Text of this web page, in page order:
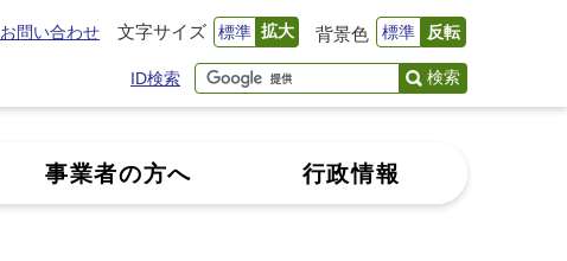
お問い合わせ 文字サイズ 標準 拡大 背景色 標準 反転
ID検索 検索
事業者の方へ 行政情報